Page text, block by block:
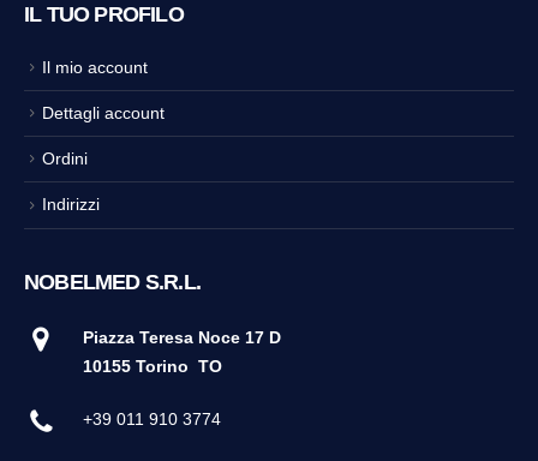
IL TUO PROFILO
Il mio account
Dettagli account
Ordini
Indirizzi
NOBELMED S.R.L.
Piazza Teresa Noce 17 D
10155 Torino TO
+39 011 910 3774